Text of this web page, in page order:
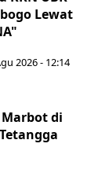
Lewat
2026 - 12:14
di